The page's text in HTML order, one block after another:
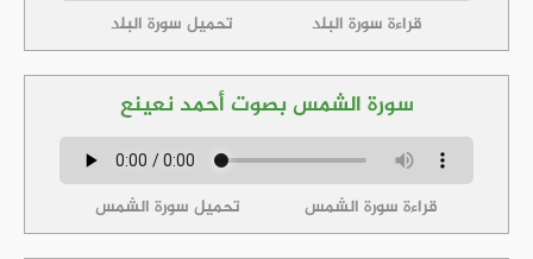
قراءة سورة البلد تحميل سورة البلد
سورة الشمس بصوت أحمد نعينع
قراءة سورة الشمس تحميل سورة الشمس